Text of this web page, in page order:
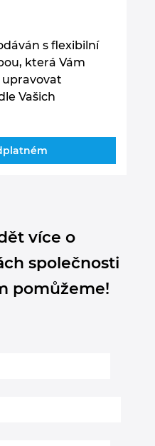
s flexibilní
která Vám
Vašich
více o
společnosti
pomůžeme!